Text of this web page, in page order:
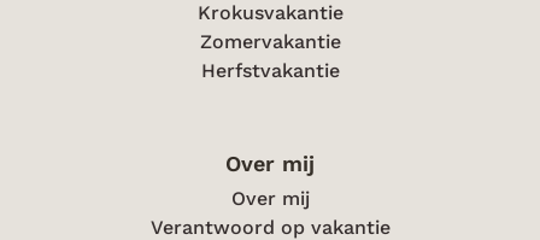
Krokusvakantie
Zomervakantie
Herfstvakantie
Over mij
Over mij
Verantwoord op vakantie